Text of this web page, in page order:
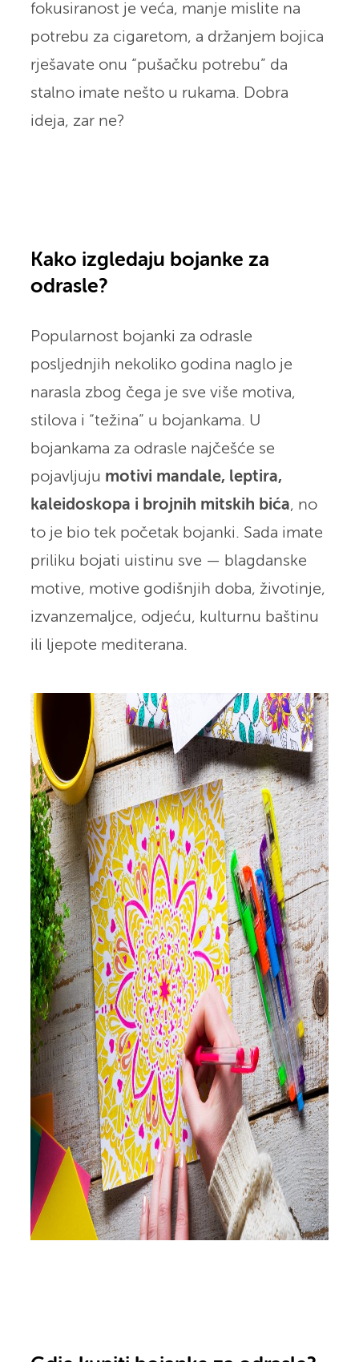
fokusiranost je veća, manje mislite na
potrebu za cigaretom, a držanjem bojica
rješavate onu “pušačku potrebu” da
stalno imate nešto u rukama. Dobra
ideja, zar ne?
Kako izgledaju bojanke za
odrasle?
Popularnost bojanki za odrasle
posljednjih nekoliko godina naglo je
narasla zbog čega je sve više motiva,
stilova i “težina” u bojankama. U
bojankama za odrasle najčešće se
pojavljuju motivi mandale, leptira,
kaleidoskopa i brojnih mitskih bića, no
to je bio tek početak bojanki. Sada imate
priliku bojati uistinu sve — blagdanske
motive, motive godišnjih doba, životinje,
izvanzemaljce, odjeću, kulturnu baštinu
ili ljepote mediterana.